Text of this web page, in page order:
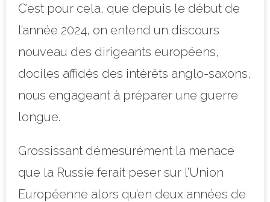
C’est pour cela, que depuis le début de
l’année 2024, on entend un discours
nouveau des dirigeants européens,
dociles affidés des intérêts anglo-saxons,
nous engageant à préparer une guerre
longue.
Grossissant démesurément la menace
que la Russie ferait peser sur l’Union
Européenne alors qu’en deux années de